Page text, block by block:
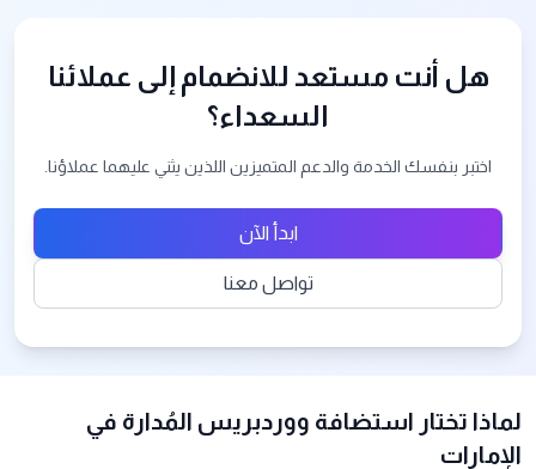
هل أنت مستعد للانضمام إلى عملائنا
السعداء؟
اختبر بنفسك الخدمة والدعم المتميزين اللذين يثني عليهما عملاؤنا.
ابدأ الآن
تواصل معنا
لماذا تختار استضافة ووردبريس المُدارة في
الإمارات